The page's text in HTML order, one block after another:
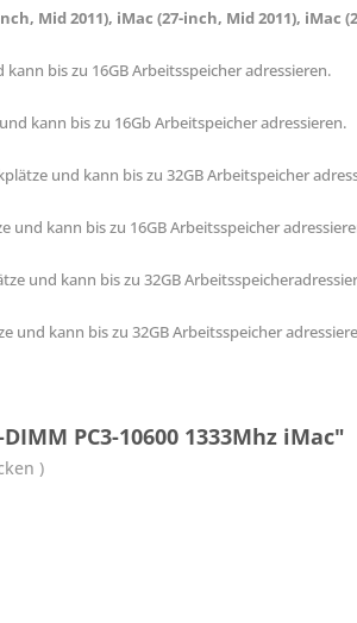
Mid 2011), iMac (27-inch, Mid 2011), iMac
bis zu 16GB Arbeitsspeicher adressieren.
kann bis zu 16Gb Arbeitspeicher adressieren.
und kann bis zu 32GB Arbeitspeicher
und kann bis zu 16GB Arbeitsspeicher
und kann bis zu 32GB
und kann bis zu 32GB Arbeitsspeicher
PC3-10600 1333Mhz iMac"
)